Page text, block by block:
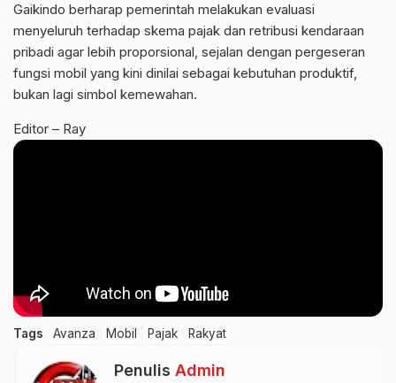
Gaikindo berharap pemerintah melakukan evaluasi
menyeluruh terhadap skema pajak dan retribusi kendaraan
pribadi agar lebih proporsional, sejalan dengan pergeseran
fungsi mobil yang kini dinilai sebagai kebutuhan produktif,
bukan lagi simbol kemewahan.
Editor – Ray
Tags Avanza Mobil Pajak Rakyat
Penulis Admin